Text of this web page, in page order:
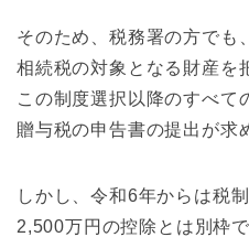
そのため、税務署の方でも、
相続税の対象となる財産を
この制度選択以降のすべて
贈与税の申告書の提出が求
しかし、令和6年からは税
2,500万円の控除とは別枠で